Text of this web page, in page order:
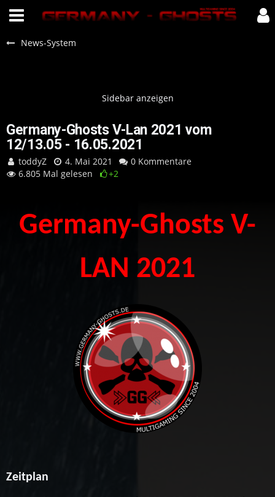
News-System
Germany-Ghosts V-Lan 2021 vom
12/13.05 - 16.05.2021
toddyZ 4. Mai 2021
0 Kommentare
6.805 Mal gelesen
+2
Germany-Ghosts V-
LAN 2021
Zeitplan